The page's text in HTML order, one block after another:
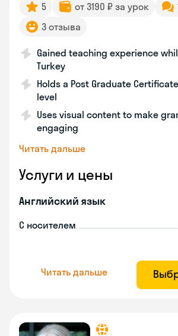
5 от 3190 ₽ за урок
3 отзыва
Gained teaching experience
Turkey
Holds a Post Graduate
level
Uses visual content to make
engaging
Читать дальше
Услуги и цены
Английский язык
С носителем
Читать дальше